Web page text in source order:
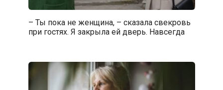
– Ты пока не женщина, – сказала свекровь
при гостях. Я закрыла ей дверь. Навсегда